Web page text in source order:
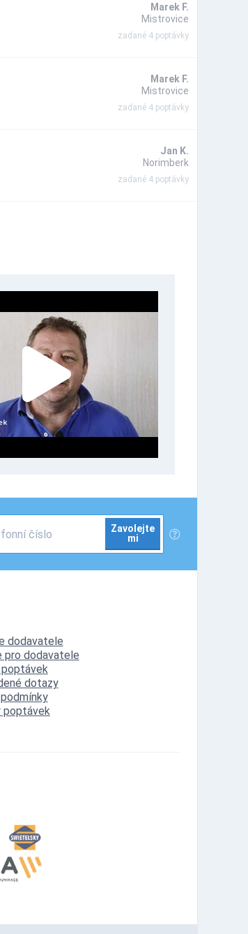
Marek F.
Mistrovice
zadané 4 poptávky
Marek F.
Mistrovice
zadané 4 poptávky
Jan K.
Norimberk
zadané 4 poptávky
Zavolejte
mi
dodavatele
pro dodavatele
dotazy
poptávek